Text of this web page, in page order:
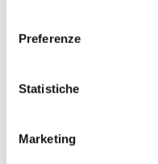
Preferenze
Statistiche
Marketing